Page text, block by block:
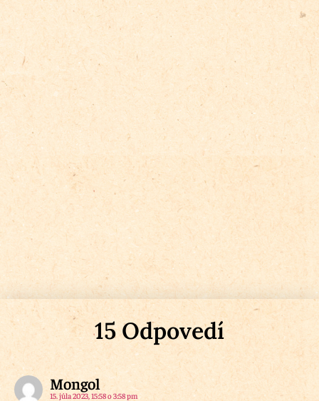
15 Odpovedí
Mongol
15. júla 2023, 15:58 o 3:58 pm